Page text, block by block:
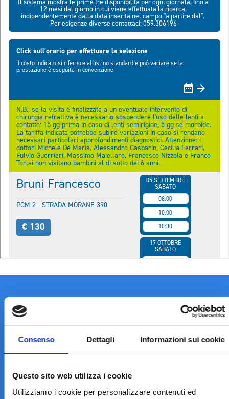
Consenso Dettagli Informazioni sui cookie
Questo sito web utilizza i cookie
Utilizziamo i cookie per personalizzare contenuti ed
LA STRUTTURA
Informazioni
Contatti